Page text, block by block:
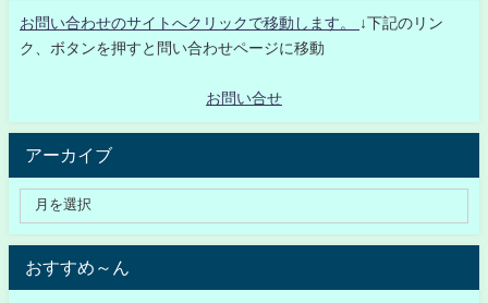
お問い合わせのサイトへクリックで移動します。
↓下記のリン
ク、ボタンを押すと問い合わせページに移動
お問い合せ
アーカイブ
おすすめ～ん